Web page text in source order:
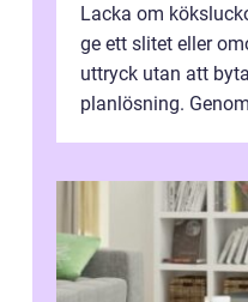
Lacka om
ge ett slitet eller
uttryck utan att
planlösning.